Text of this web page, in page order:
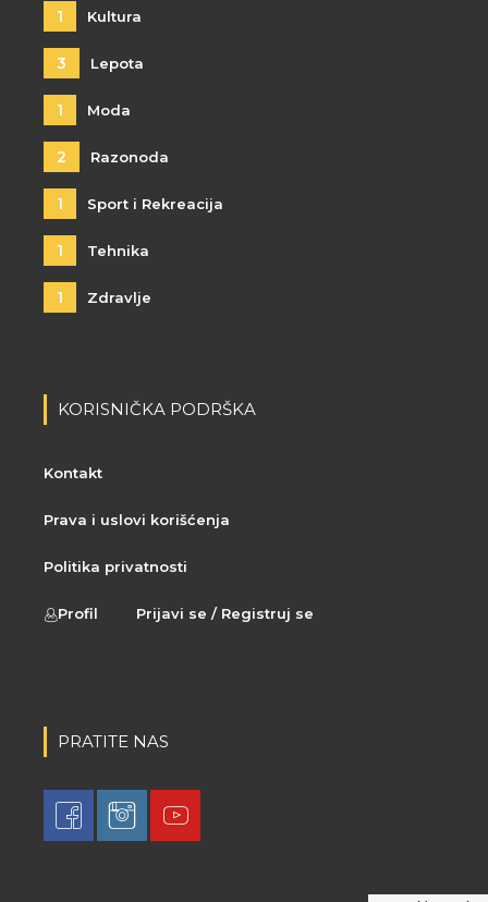
1 Kultura
3 Lepota
1 Moda
2 Razonoda
1 Sport i Rekreacija
1 Tehnika
1 Zdravlje
KORISNIČKA PODRŠKA
Kontakt
Prava i uslovi korišćenja
Politika privatnosti
Profil Prijavi se / Registruj se
PRATITE NAS